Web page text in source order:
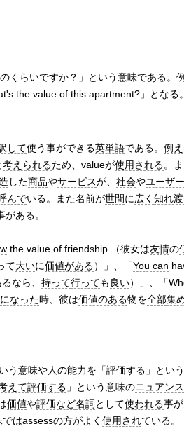
くらいですか？」という意味である。
the value of this apartment?」となる。
して使う事ができる英単語である。 例え
考えられるため、valueが使用される。
した商品やサービスが、 社会やユーザー
んでいる。また名前が世間に広く 知れ
がある。
the value of friendship.（彼女は友情の
て大いに価値がある）」、「You can
なら、 持って行っても 良い）」、「
になった時、彼は価値のある物を全部集
う意味や人の能力を「評価する 」とい
えて評価する 」という意味のニュアンス
価値や評価など名詞として使われる事
ではassessの方がよく 使用されている。